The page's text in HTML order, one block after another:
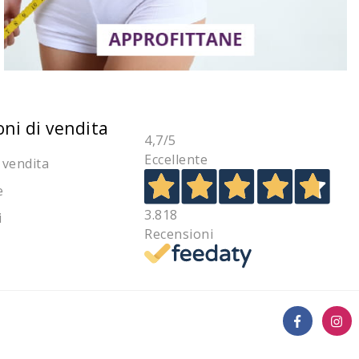
di vendita
4,7/5
Eccellente
3.818
Recensioni